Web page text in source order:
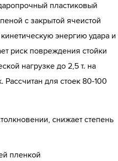
пластиковый
с закрытой ячеистой
энергию удара и
риск повреждения стойки
нагрузке до 2,5 т. на
для стоек 80-100
снижает степень
пленкой